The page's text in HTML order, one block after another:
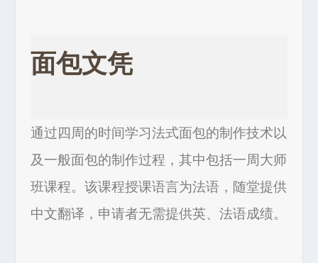
面包文凭
通过四周的时间学习法式面包的制作技术以
及一般面包的制作过程，其中包括一周大师
班课程。该课程授课语言为法语，随堂提供
中文翻译，申请者无需提供英、法语成绩。